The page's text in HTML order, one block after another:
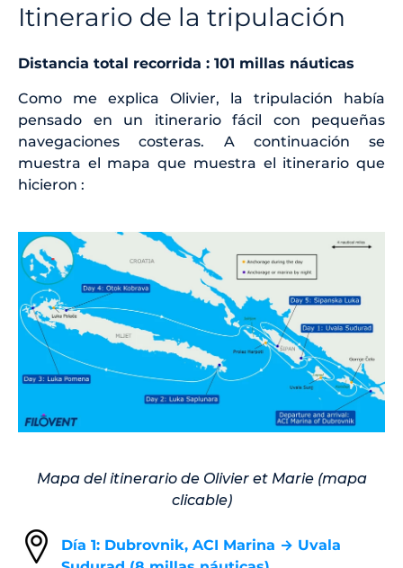
Itinerario de la tripulación
Distancia total recorrida : 101 millas náuticas
Como me explica Olivier, la tripulación había
pensado en un itinerario fácil con pequeñas
navegaciones costeras. A continuación se
muestra el mapa que muestra el itinerario que
hicieron :
Mapa del itinerario de Olivier et Marie (mapa
clicable)
Día 1: Dubrovnik, ACI Marina → Uvala